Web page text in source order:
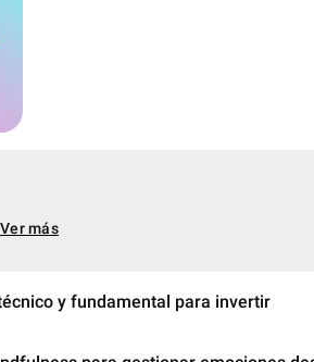
Ver más
y fundamental para invertir